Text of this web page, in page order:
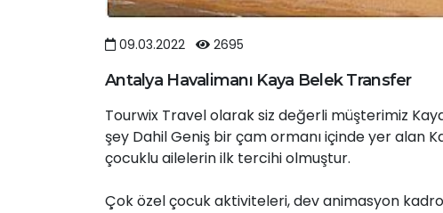
09.03.2022 2695
Antalya Havalimanı Kaya Belek Transfer
Tourwix Travel olarak siz değerli müşterimiz
şey Dahil Geniş bir çam ormanı içinde yer alan
çocuklu ailelerin ilk tercihi olmuştur.
Çok özel çocuk aktiviteleri, dev animasyon